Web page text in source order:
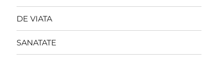
DE VIATA
SANATATE